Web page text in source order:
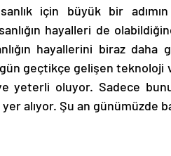
için büyük bir
hayalleri de
hayallerini biraz
geçtikçe gelişen
yeterli oluyor. Sadece
alıyor. Şu an günümüzde